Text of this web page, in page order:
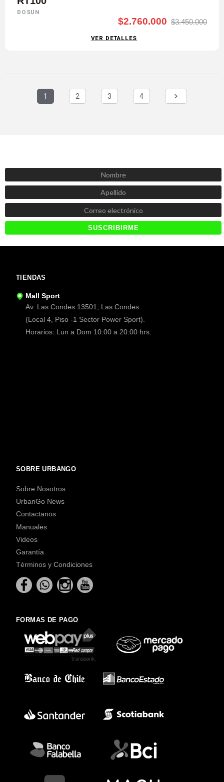
DOSUN
$2.760.000 $3.450.000
VER DETALLES
1 2 3 4
TIENDAS
Mall Sport
Av. Las Condes 13501, Las Condes
(Local 4, Piso -1 Sector Power Sport).
Horarios: Lun a Dom 10:00 a 20:00 hrs.
SOBRE URBANGO
Sobre Nosotros
UrbanGo News
Contactanos
Manuales
Videos
Garantía
Términos y Condiciones
FORMAS DE PAGO